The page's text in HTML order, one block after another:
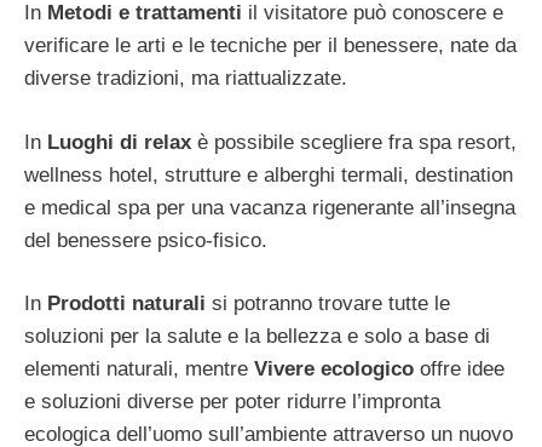
In Metodi e trattamenti il visitatore può conoscere e
verificare le arti e le tecniche per il benessere, nate da
diverse tradizioni, ma riattualizzate.
In Luoghi di relax è possibile scegliere fra spa resort,
wellness hotel, strutture e alberghi termali, destination
e medical spa per una vacanza rigenerante all’insegna
del benessere psico-fisico.
In Prodotti naturali si potranno trovare tutte le
soluzioni per la salute e la bellezza e solo a base di
elementi naturali, mentre Vivere ecologico offre idee
e soluzioni diverse per poter ridurre l’impronta
ecologica dell’uomo sull’ambiente attraverso un nuovo